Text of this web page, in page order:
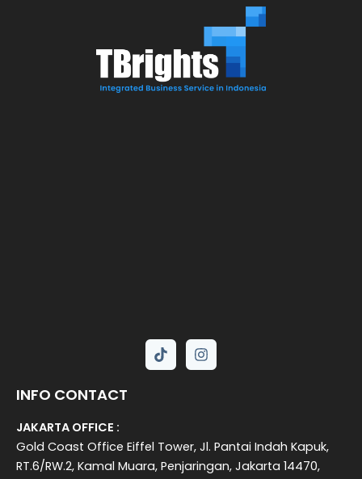
INFO CONTACT
JAKARTA OFFICE :
Gold Coast Office Eiffel Tower, Jl. Pantai Indah Kapuk,
RT.6/RW.2, Kamal Muara, Penjaringan, Jakarta 14470,